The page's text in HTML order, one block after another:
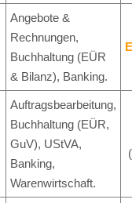
Angebote &
Rechnungen,
Buchhaltung (EÜR
& Bilanz), Banking.
Auftragsbearbeitung,
Buchhaltung (EÜR,
GuV), UStVA,
Banking,
Warenwirtschaft.